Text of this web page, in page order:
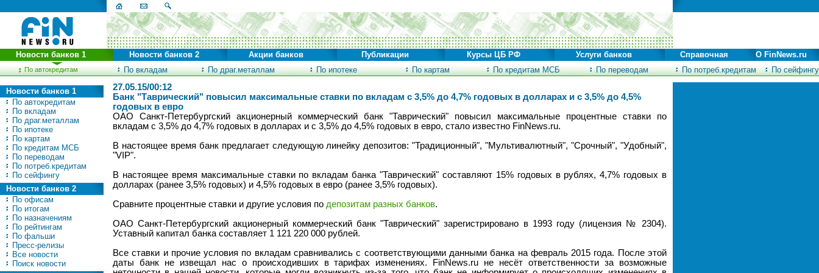
По автокредитам По вкладам По драг.металлам По ипотеке По картам По кредитам МСБ По переводам По потреб.кредитам По сейфингу
Новости банков 1 Новости банков 2 Акции банков Публикации Курсы ЦБ РФ Услуги банков Справочная О FinNews.ru
Новости банков 1
По автокредитам
По вкладам
По драг.металлам
По ипотеке
По картам
По кредитам МСБ
По переводам
По потреб.кредитам
По сейфингу
Новости банков 2
По офисам
По итогам
По назначениям
По рейтингам
По фальши
Пресс-релизы
Все новости
Поиск новости
27.05.15/00:12
Банк "Таврический" повысил максимальные ставки по вкладам с 3,5% до 4,7% годовых в долларах и с 3,5% до 4,5%
годовых в евро
ОАО Санкт-Петербургский акционерный коммерческий банк "Таврический" повысил максимальные процентные ставки по
вкладам с 3,5% до 4,7% годовых в долларах и с 3,5% до 4,5% годовых в евро, стало известно FinNews.ru.
В настоящее время банк предлагает следующую линейку депозитов: "Традиционный", "Мультивалютный", "Срочный", "Удобный",
"VIP".
В настоящее время максимальные ставки по вкладам банка "Таврический" составляют 15% годовых в рублях, 4,7% годовых в
долларах (ранее 3,5% годовых) и 4,5% годовых в евро (ранее 3,5% годовых).
Сравните процентные ставки и другие условия по депозитам разных банков.
ОАО Санкт-Петербургский акционерный коммерческий банк "Таврический" зарегистрировано в 1993 году (лицензия № 2304).
Уставный капитал банка составляет 1 121 220 000 рублей.
Все ставки и прочие условия по вкладам сравнивались с соответствующими данными банка на февраль 2015 года. После этой
даты банк не извещал нас о происходивших в тарифах изменениях. FinNews.ru не несёт ответственности за возможные